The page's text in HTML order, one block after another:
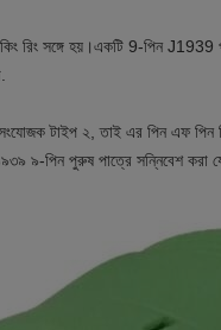
রিং সঙ্গে হয়।একটি 9-পিন J1939
টাইপ ২, তাই এর পিন এফ পিন
৯-পিন পুরুষ পাত্রে সন্নিবেশ করা